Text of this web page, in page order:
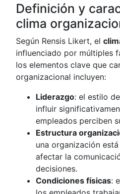
Definición y
clima
Según Rensis Likert, el
influenciado por múltiples
los elementos clave que
organizacional incluyen:
Liderazgo: el estilo
influir
empleados perciben
Estructura
una organización
afectar la
decisiones.
Condiciones físicas: